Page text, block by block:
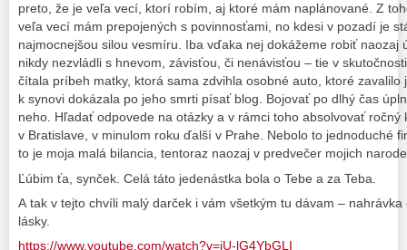
preto, že je veľa vecí, ktorí robím, aj ktoré mám naplánované. Z
veľa vecí mám prepojených s povinnosťami, no kdesi v pozadí je
najmocnejšou silou vesmíru. Iba vďaka nej dokážeme robiť naozaj
nikdy nezvládli s hnevom, závisťou, či nenávisťou – tie v
čítala príbeh matky, ktorá sama zdvihla osobné auto, ktoré zavalilo
k synovi dokázala po jeho smrti písať blog. Bojovať po dlhý čas
neho. Hľadať odpovede na otázky a v rámci toho absolvovať ročný
v Bratislave, v minulom roku ďalší v Prahe. Nebolo to jednoduché
to je moja malá bilancia, tentoraz naozaj v predvečer mojich
Ľúbim ťa, synček. Celá táto jedenástka bola o Tebe a za Teba.
A tak v tejto chvíli malý darček i vám všetkým tu dávam –
lásky.
https://www.youtube.com/watch?v=jU-lG4YbGLI